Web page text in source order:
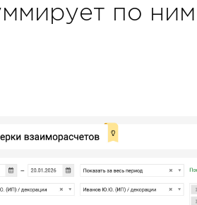
по